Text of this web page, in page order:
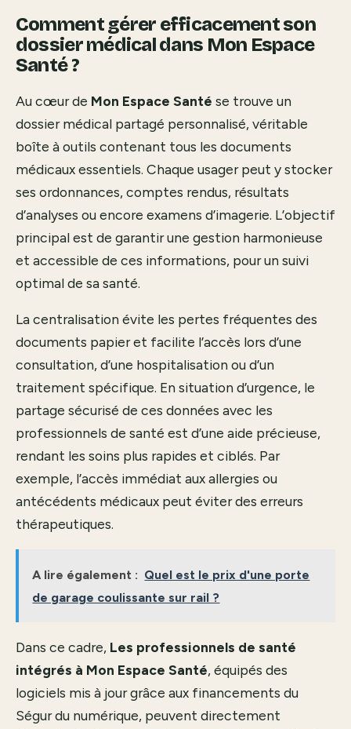
Comment gérer efficacement son
dossier médical dans Mon Espace
Santé ?
Au cœur de Mon Espace Santé se trouve un
dossier médical partagé personnalisé, véritable
boîte à outils contenant tous les documents
médicaux essentiels. Chaque usager peut y stocker
ses ordonnances, comptes rendus, résultats
d’analyses ou encore examens d’imagerie. L’objectif
principal est de garantir une gestion harmonieuse
et accessible de ces informations, pour un suivi
optimal de sa santé.
La centralisation évite les pertes fréquentes des
documents papier et facilite l’accès lors d’une
consultation, d’une hospitalisation ou d’un
traitement spécifique. En situation d’urgence, le
partage sécurisé de ces données avec les
professionnels de santé est d’une aide précieuse,
rendant les soins plus rapides et ciblés. Par
exemple, l’accès immédiat aux allergies ou
antécédents médicaux peut éviter des erreurs
thérapeutiques.
A lire également : Quel est le prix d'une porte
de garage coulissante sur rail ?
Dans ce cadre, Les professionnels de santé
intégrés à Mon Espace Santé, équipés des
logiciels mis à jour grâce aux financements du
Ségur du numérique, peuvent directement